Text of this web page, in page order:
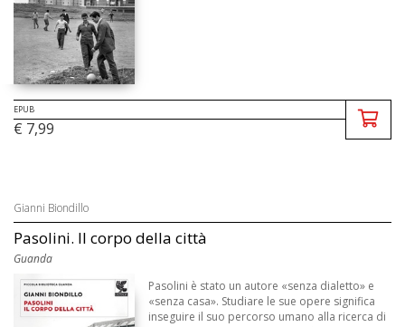
EPUB
€ 7,99
Gianni Biondillo
Pasolini. Il corpo della città
Guanda
Pasolini è stato un autore «senza dialetto» e
«senza casa». Studiare le sue opere significa
inseguire il suo percorso umano alla ricerca di